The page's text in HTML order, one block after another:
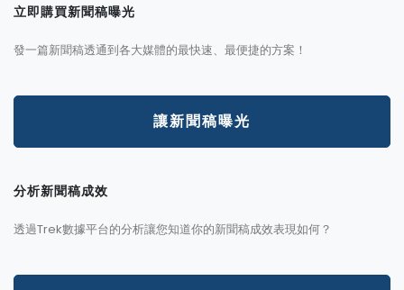
立即購買新聞稿曝光
發一篇新聞稿透通到各大媒體的最快速、最便捷的方案！
讓新聞稿曝光
分析新聞稿成效
透過Trek數據平台的分析讓您知道你的新聞稿成效表現如何？